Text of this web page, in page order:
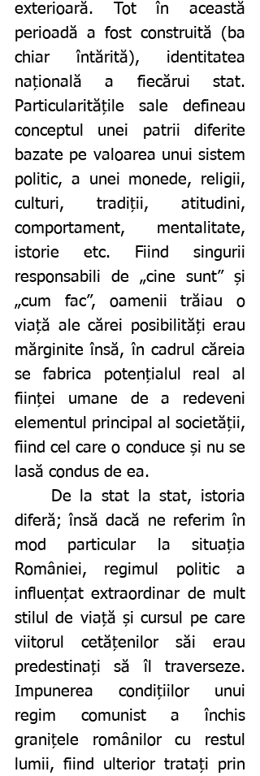
exterioară. Tot în această
perioadă a fost construită (ba
chiar întărită), identitatea
națională a fiecărui stat.
Particularitățile sale defineau
conceptul unei patrii diferite
bazate pe valoarea unui sistem
politic, a unei monede, religii,
culturi, tradiții, atitudini,
comportament, mentalitate,
istorie etc. Fiind singurii
responsabili de „cine sunt” și
„cum fac”, oamenii trăiau o
viață ale cărei posibilități erau
mărginite însă, în cadrul căreia
se fabrica potențialul real al
ființei umane de a redeveni
elementul principal al societății,
fiind cel care o conduce și nu se
lasă condus de ea.
diferă; însă dacă ne referim în
mod particular la situația
României, regimul politic a
influențat extraordinar de mult
stilul de viață și cursul pe care
viitorul cetățenilor săi erau
predestinați să îl traverseze.
Impunerea condițiilor unui
regim comunist a închis
granițele românilor cu restul
lumii, fiind ulterior tratați prin